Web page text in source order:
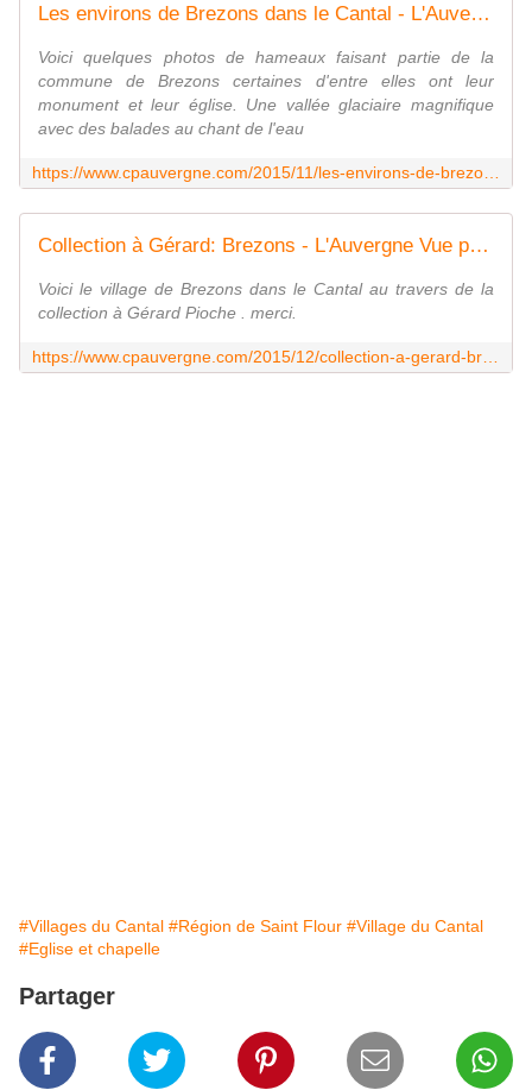
Les environs de Brezons dans le Cantal - L'Auvergne Vue par Papou Poustache
Voici quelques photos de hameaux faisant partie de la
commune de Brezons certaines d'entre elles ont leur
monument et leur église. Une vallée glaciaire magnifique
avec des balades au chant de l'eau
Collection à Gérard: Brezons - L'Auvergne Vue par Papou Poustache
Voici le village de Brezons dans le Cantal au travers de la
collection à Gérard Pioche . merci.
#Villages du Cantal #Région de Saint Flour #Village du Cantal
#Eglise et chapelle
Partager